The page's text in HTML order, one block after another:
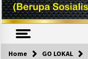
Home GO LOKAL